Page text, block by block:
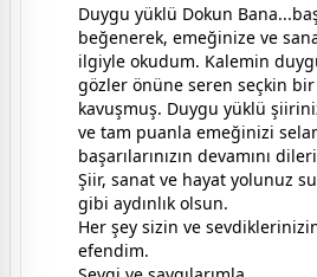
Duygu yüklü Dokun
beğenerek, emeğinize ve
ilgiyle okudum. Kalemin
gözler önüne seren seçkin bir
kavuşmuş. Duygu yüklü
ve tam puanla emeğinizi
başarılarınızın devamını
Şiir, sanat ve hayat yolunuz
gibi aydınlık olsun.
Her şey sizin ve
efendim.